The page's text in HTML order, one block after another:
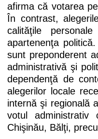
afirma că votarea
În contrast,
calităţile
apartenenţa
sunt preponderent
administrativă şi
dependenţă de
alegerilor locale
internă şi regională
votul
Chişinău, Bălţi,